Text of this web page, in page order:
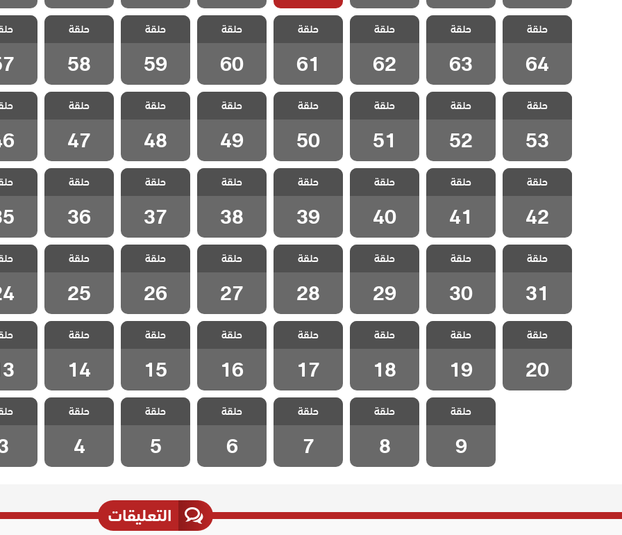
مسلسل هذا
العالم لا يسعني
مدبلج الحلقة 64
حلقة
64
مسلسل هذا
العالم لا يسعني
مدبلج الحلقة 63
حلقة
63
مسلسل هذا
العالم لا يسعني
مدبلج الحلقة 62
حلقة
62
مسلسل هذا
العالم لا يسعني
مدبلج الحلقة 61
حلقة
61
مسلسل هذا
العالم لا يسعني
مدبلج الحلقة 60
حلقة
60
مسلسل هذا
العالم لا يسعني
مدبلج الحلقة 59
حلقة
59
مسلسل هذا
العالم لا يسعني
مدبلج الحلقة 58
حلقة
58
العالم
مدبلج
مسلسل هذا
العالم لا يسعني
مدبلج الحلقة 53
حلقة
53
مسلسل هذا
العالم لا يسعني
مدبلج الحلقة 52
حلقة
52
مسلسل هذا
العالم لا يسعني
مدبلج الحلقة 51
حلقة
51
مسلسل هذا
العالم لا يسعني
مدبلج الحلقة 50
حلقة
50
مسلسل هذا
العالم لا يسعني
مدبلج الحلقة 49
حلقة
49
مسلسل هذا
العالم لا يسعني
مدبلج الحلقة 48
حلقة
48
مسلسل هذا
العالم لا يسعني
مدبلج الحلقة 47
حلقة
47
العالم
مدبلج
مسلسل هذا
العالم لا يسعني
مدبلج الحلقة 42
حلقة
42
مسلسل هذا
العالم لا يسعني
مدبلج الحلقة 41
حلقة
41
مسلسل هذا
العالم لا يسعني
مدبلج الحلقة 40
حلقة
40
مسلسل هذا
العالم لا يسعني
مدبلج الحلقة 39
حلقة
39
مسلسل هذا
العالم لا يسعني
مدبلج الحلقة 38
حلقة
38
مسلسل هذا
العالم لا يسعني
مدبلج الحلقة 37
حلقة
37
مسلسل هذا
العالم لا يسعني
مدبلج الحلقة 36
حلقة
36
العالم
مدبلج
مسلسل هذا
العالم لا يسعني
مدبلج الحلقة 31
حلقة
31
مسلسل هذا
العالم لا يسعني
مدبلج الحلقة 30
حلقة
30
مسلسل هذا
العالم لا يسعني
مدبلج الحلقة 29
حلقة
29
مسلسل هذا
العالم لا يسعني
مدبلج الحلقة 28
حلقة
28
مسلسل هذا
العالم لا يسعني
مدبلج الحلقة 27
حلقة
27
مسلسل هذا
العالم لا يسعني
مدبلج الحلقة 26
حلقة
26
مسلسل هذا
العالم لا يسعني
مدبلج الحلقة 25
حلقة
25
العالم
مدبلج
مسلسل هذا
العالم لا يسعني
مدبلج الحلقة 20
حلقة
20
مسلسل هذا
العالم لا يسعني
مدبلج الحلقة 19
حلقة
19
مسلسل هذا
العالم لا يسعني
مدبلج الحلقة 18
حلقة
18
مسلسل هذا
العالم لا يسعني
مدبلج الحلقة 17
حلقة
17
مسلسل هذا
العالم لا يسعني
مدبلج الحلقة 16
حلقة
16
مسلسل هذا
العالم لا يسعني
مدبلج الحلقة 15
حلقة
15
مسلسل هذا
العالم لا يسعني
مدبلج الحلقة 14
حلقة
14
العالم
مدبلج
مسلسل هذا
العالم لا يسعني
مدبلج الحلقة 9
حلقة
9
مسلسل هذا
العالم لا يسعني
مدبلج الحلقة 8
حلقة
8
مسلسل هذا
العالم لا يسعني
مدبلج الحلقة 7
حلقة
7
مسلسل هذا
العالم لا يسعني
مدبلج الحلقة 6
حلقة
6
مسلسل هذا
العالم لا يسعني
مدبلج الحلقة 5
حلقة
5
مسلسل هذا
العالم لا يسعني
مدبلج الحلقة 4
حلقة
4
العالم
مدبلج
التعليقات